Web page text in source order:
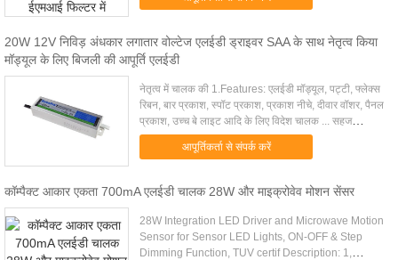
IP67 design for ....
20W 12V निविड़ अंधकार लगातार वोल्टेज एलईडी ड्राइवर SAA के साथ नेतृत्व किया
मॉड्यूल के लिए बिजली की आपूर्ति एलईडी
नेतृत्व में चालक की 1.Features: एलईडी मॉड्यूल, पट्टी, फ्लेक्स
रिबन, बार प्रकाश, स्पॉट प्रकाश, प्रकाश नीचे, दीवार वॉशर, पैनल
प्रकाश, उच्च बे लाइट आदि के लिए विदेश चालक ... सहज
एल्यूमीनियम मामले के साथ एलईडी ड्रा...
आपूर्तिकर्ता से संपर्क करें
कॉम्पैक्ट आकार एकता 700mA एलईडी चालक 28W और माइक्रोवेव मोशन सेंसर
28W Integration LED Driver and Microwave Motion
Sensor for Sensor LED Lights, ON-OFF & Step
Dimming Function, TUV certif Description: 1,